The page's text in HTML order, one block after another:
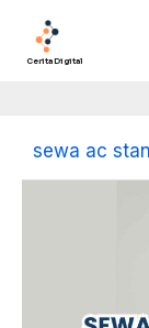
kontenCerita Digital
sewa ac